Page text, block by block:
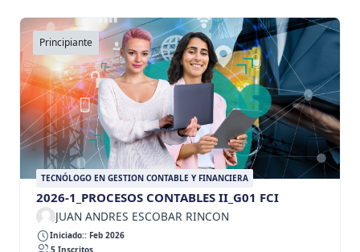
Principiante
TECNÓLOGO EN GESTION CONTABLE Y FINANCIERA
2026-1_PROCESOS CONTABLES II_G01 FCI
JUAN ANDRES ESCOBAR RINCON
Iniciado:: Feb 2026